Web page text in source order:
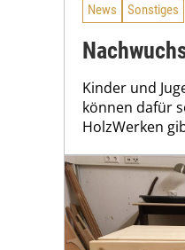
News Sonstiges
Kinder und
können dafür
HolzWerken